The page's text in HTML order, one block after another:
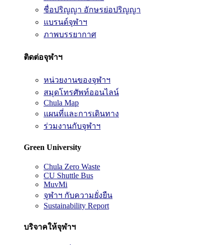
ชื่อปริญญา อักษรย่อปริญญา
แบรนด์จุฬาฯ
ภาพบรรยากาศ
ติดต่อจุฬาฯ
หน่วยงานของจุฬาฯ
สมุดโทรศัพท์ออนไลน์
Chula Map
แผนที่และการเดินทาง
ร่วมงานกับจุฬาฯ
Green University
Chula Zero Waste
CU Shuttle Bus
MuvMi
จุฬาฯ กับความยั่งยืน
Sustainability Report
บริจาคให้จุฬาฯ